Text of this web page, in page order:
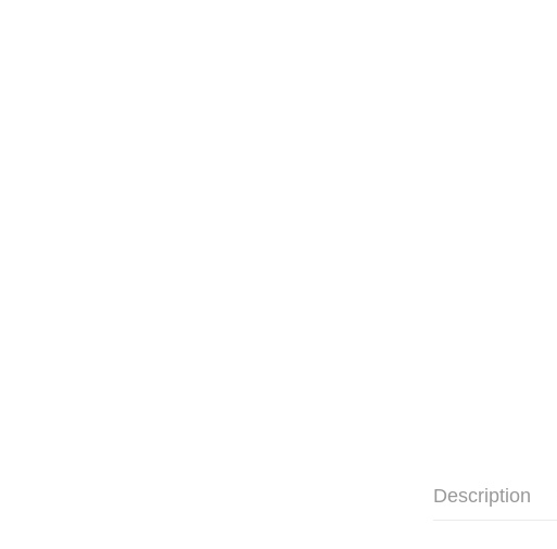
Description